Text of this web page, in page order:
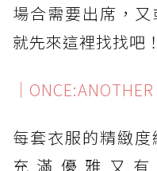
場合需要出席，又
就先來這裡找找吧！
｜
每套衣服的精緻
充滿優雅又